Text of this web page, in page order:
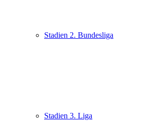
Stadien 2. Bundesliga
Stadien 3. Liga